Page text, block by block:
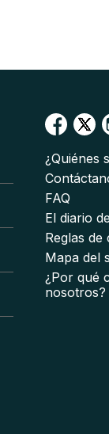
¿Quiénes
FAQ
El diario
Reglas
Mapa del
¿Por qué
nosotros?